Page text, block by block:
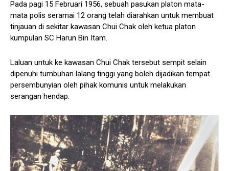
Pada pagi 15 Februari 1956, sebuah pasukan platon mata-
mata polis seramai 12 orang telah diarahkan untuk membuat
tinjauan di sekitar kawasan Chui Chak oleh ketua platon
kumpulan SC Harun Bin Itam.
Laluan untuk ke kawasan Chui Chak tersebut sempit selain
dipenuhi tumbuhan lalang tinggi yang boleh dijadikan tempat
persembunyian oleh pihak komunis untuk melakukan
serangan hendap.